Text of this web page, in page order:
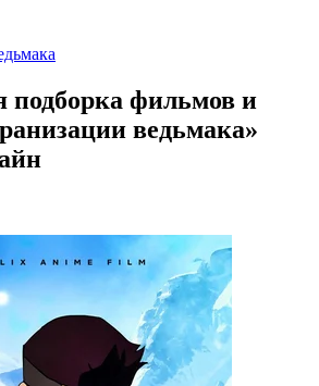
подборка фильмов и
ведьмака»